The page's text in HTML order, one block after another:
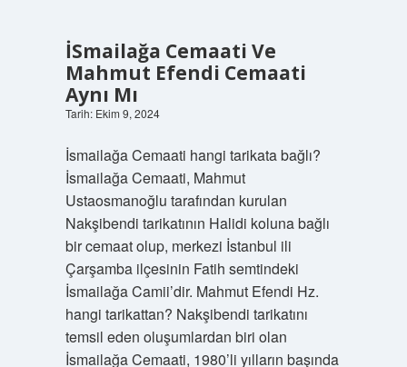
İSmailağa Cemaati Ve
Mahmut Efendi Cemaati
Aynı Mı
Tarih: Ekim 9, 2024
İsmailağa Cemaati hangi tarikata bağlı?
İsmailağa Cemaati, Mahmut
Ustaosmanoğlu tarafından kurulan
Nakşibendi tarikatının Halidi koluna bağlı
bir cemaat olup, merkezi İstanbul ili
Çarşamba ilçesinin Fatih semtindeki
İsmailağa Camii’dir. Mahmut Efendi Hz.
hangi tarikattan? Nakşibendi tarikatını
temsil eden oluşumlardan biri olan
İsmailağa Cemaati, 1980’li yılların başında